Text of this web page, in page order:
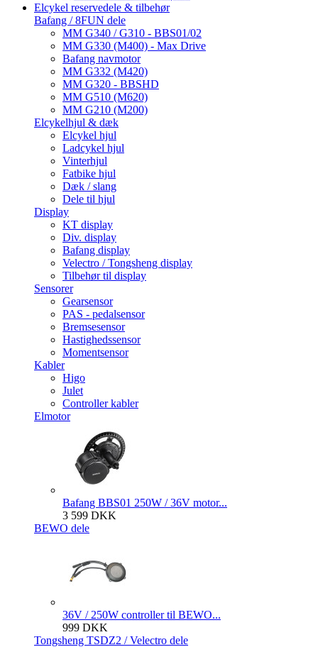
Elcykel reservedele & tilbehør
Bafang / 8FUN dele
MM G340 / G310 - BBS01/02
MM G330 (M400) - Max Drive
Bafang navmotor
MM G332 (M420)
MM G320 - BBSHD
MM G510 (M620)
MM G210 (M200)
Elcykelhjul & dæk
Elcykel hjul
Ladcykel hjul
Vinterhjul
Fatbike hjul
Dæk / slang
Dele til hjul
Display
KT display
Div. display
Bafang display
Velectro / Tongsheng display
Tilbehør til display
Sensorer
Gearsensor
PAS - pedalsensor
Bremsesensor
Hastighedssensor
Momentsensor
Kabler
Higo
Julet
Controller kabler
Elmotor
Bafang BBS01 250W / 36V motor...
3 599 DKK
BEWO dele
36V / 250W controller til BEWO...
999 DKK
Tongsheng TSDZ2 / Velectro dele